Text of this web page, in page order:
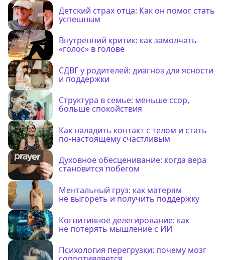
Детский страх отца: Как он помог стать
успешным
Внутренний критик: как замолчать
«голос» в голове
СДВГ у родителей: диагноз для ясности
и поддержки
Структура в семье: меньше ссор,
больше спокойствия
Как наладить контакт с телом и стать
по-настоящему счастливым
Духовное обесценивание: когда вера
становится побегом
Ментальный груз: как матерям
не выгореть и получить поддержку
Когнитивное делегирование: как
не потерять мышление с ИИ
Психология перегрузки: почему мозг